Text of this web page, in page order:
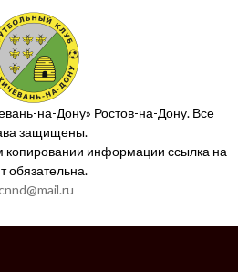
на-Дону» Ростов-на-Дону. Все
защищены.
копировании информации ссылка на
обязательна.